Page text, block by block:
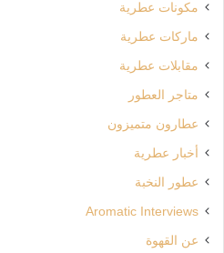
مكونات عطرية
ماركات عطرية
مقابلات عطرية
متاجر العطور
عطارون متميزون
أخبار عطرية
عطور النخبة
Aromatic Interviews
عن القهوة